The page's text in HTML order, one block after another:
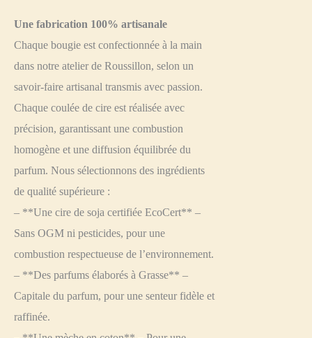
Une fabrication 100% artisanale
Chaque bougie est confectionnée à la main
dans notre atelier de Roussillon, selon un
savoir-faire artisanal transmis avec passion.
Chaque coulée de cire est réalisée avec
précision, garantissant une combustion
homogène et une diffusion équilibrée du
parfum. Nous sélectionnons des ingrédients
de qualité supérieure :
– **Une cire de soja certifiée EcoCert** –
Sans OGM ni pesticides, pour une
combustion respectueuse de l’environnement.
– **Des parfums élaborés à Grasse** –
Capitale du parfum, pour une senteur fidèle et
raffinée.